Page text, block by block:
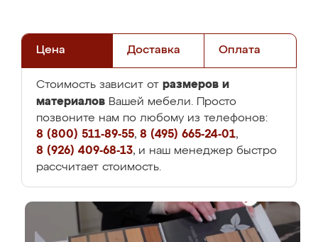
Цена Доставка Оплата
Стоимость зависит от размеров и
материалов Вашей мебели. Просто
позвоните нам по любому из телефонов:
8 (800) 511-89-55, 8 (495) 665-24-01,
8 (926) 409-68-13, и наш менеджер быстро
рассчитает стоимость.